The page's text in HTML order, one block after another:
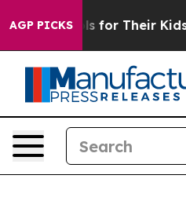
AGP PICKSfor Their Kids.